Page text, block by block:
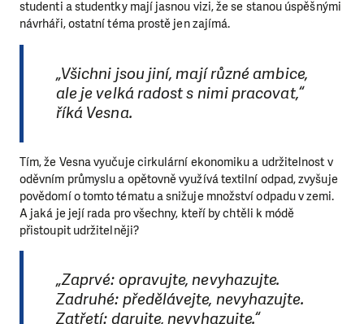
studenti a studentky mají jasnou vizi, že se stanou úspěšnými
návrháři, ostatní téma prostě jen zajímá.
„Všichni jsou jiní, mají různé ambice,
ale je velká radost s nimi pracovat,“
říká Vesna.
Tím, že Vesna vyučuje cirkulární ekonomiku a udržitelnost v
oděvním průmyslu a opětovně využívá textilní odpad, zvyšuje
povědomí o tomto tématu a snižuje množství odpadu v zemi.
A jaká je její rada pro všechny, kteří by chtěli k módě
přistoupit udržitelněji?
„Zaprvé: opravujte, nevyhazujte.
Zadruhé: předělávejte, nevyhazujte.
Zatřetí: darujte, nevyhazujte.“